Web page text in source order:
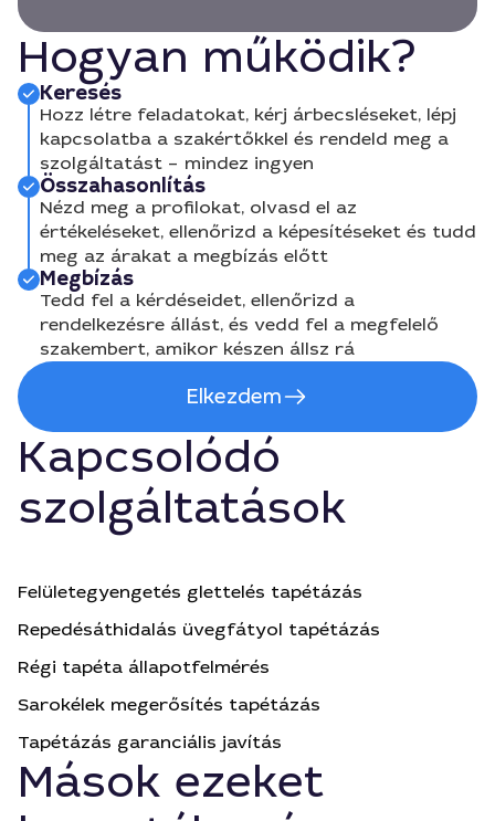
Hogyan működik?
Keresés
Hozz létre feladatokat, kérj árbecsléseket, lépj
kapcsolatba a szakértőkkel és rendeld meg a
szolgáltatást – mindez ingyen
Összahasonlítás
Nézd meg a profilokat, olvasd el az
értékeléseket, ellenőrizd a képesítéseket és tudd
meg az árakat a megbízás előtt
Megbízás
Tedd fel a kérdéseidet, ellenőrizd a
rendelkezésre állást, és vedd fel a megfelelő
szakembert, amikor készen állsz rá
Elkezdem
Kapcsolódó
szolgáltatások
Felületegyengetés glettelés tapétázás
Repedésáthidalás üvegfátyol tapétázás
Régi tapéta állapotfelmérés
Sarokélek megerősítés tapétázás
Tapétázás garanciális javítás
Mások ezeket